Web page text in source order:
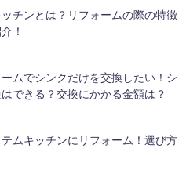
チンとは？リフォームの際の特徴
！
ムでシンクだけを交換したい！シ
できる？交換にかかる金額は？
ムキッチンにリフォーム！選び方